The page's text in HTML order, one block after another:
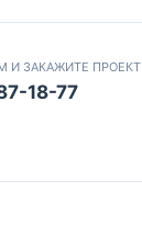
И ЗАКАЖИТЕ ПРОЕКТ
18-77